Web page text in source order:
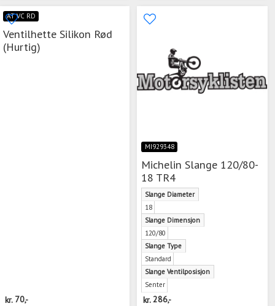
AT VC RD
Ventilhette Silikon Rød
(Hurtig)
kr. 70,-
MI929348
Michelin Slange 120/80-
18 TR4
Slange Diameter
18
Slange Dimensjon
120/80
Slange Type
Standard
Slange Ventilposisjon
Senter
kr.286,-